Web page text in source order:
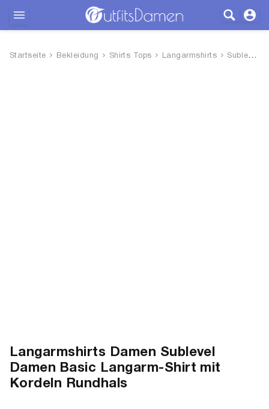
Startseite Bekleidung Shirts Tops Langarmshirts Sublevel Damen Basic Langarm-S...
Langarmshirts Damen Sublevel
Damen Basic Langarm-Shirt mit
Kordeln Rundhals